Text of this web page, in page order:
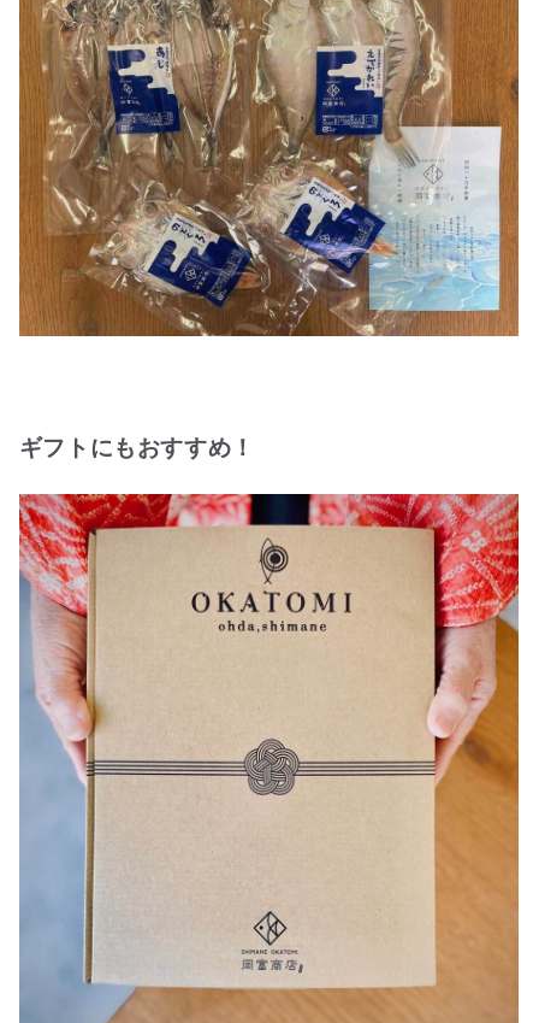
ギフトにもおすすめ！